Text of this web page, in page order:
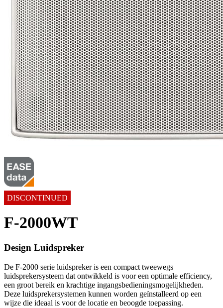
DISCONTINUED
F-2000WT
Design Luidspreker
De F-2000 serie luidspreker is een compact tweewegs
luidsprekersysteem dat ontwikkeld is voor een optimale efficiency,
een groot bereik en krachtige ingangsbedieningsmogelijkheden.
Deze luidsprekersystemen kunnen worden geïnstalleerd op een
wijze die ideaal is voor de locatie en beoogde toepassing.